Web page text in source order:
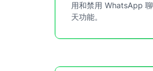
用和禁用 WhatsApp 聊
天功能。